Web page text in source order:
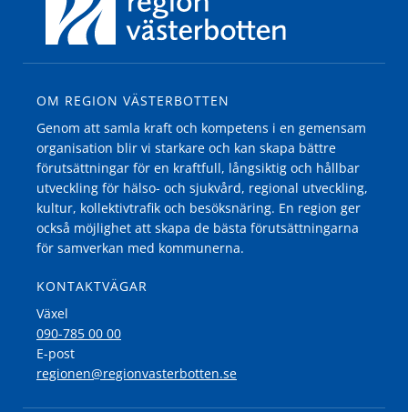
OM REGION VÄSTERBOTTEN
Genom att samla kraft och kompetens i en gemensam
organisation blir vi starkare och kan skapa bättre
förutsättningar för en kraftfull, långsiktig och hållbar
utveckling för hälso- och sjukvård, regional utveckling,
kultur, kollektivtrafik och besöksnäring. En region ger
också möjlighet att skapa de bästa förutsättningarna
för samverkan med kommunerna.
KONTAKTVÄGAR
Växel
090-785 00 00
E-post
regionen@regionvasterbotten.se